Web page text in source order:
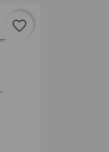
favorite_border